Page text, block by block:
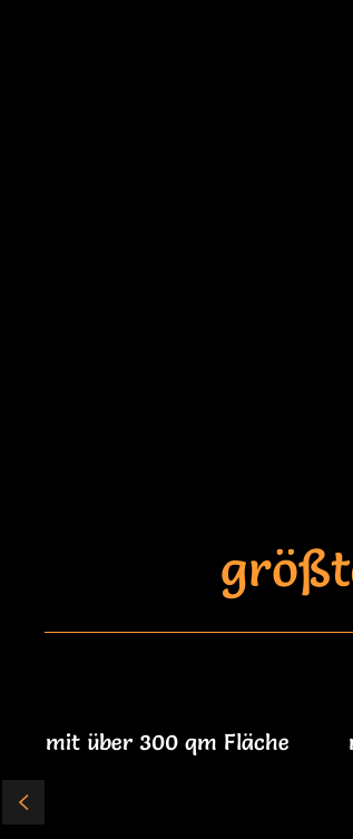
mit über 300 qm Fläche